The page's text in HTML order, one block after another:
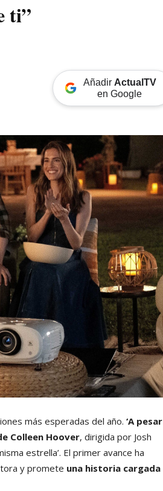
ti”
Añadir ActualTV
en Google
más esperadas del año. ‘A pesar
Colleen Hoover, dirigida por Josh
estrella’. El primer avance ha
y promete una historia cargada